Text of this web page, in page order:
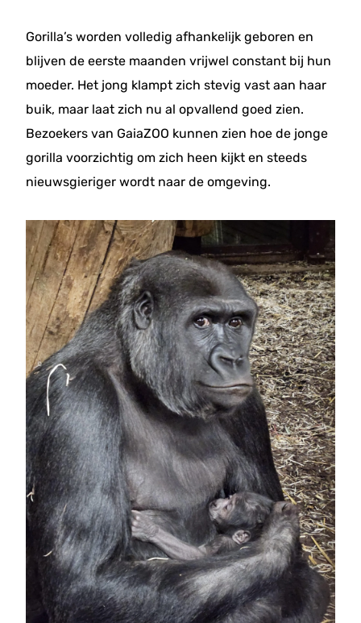
Gorilla’s worden volledig afhankelijk geboren en
blijven de eerste maanden vrijwel constant bij hun
moeder. Het jong klampt zich stevig vast aan haar
buik, maar laat zich nu al opvallend goed zien.
Bezoekers van GaiaZOO kunnen zien hoe de jonge
gorilla voorzichtig om zich heen kijkt en steeds
nieuwsgieriger wordt naar de omgeving.